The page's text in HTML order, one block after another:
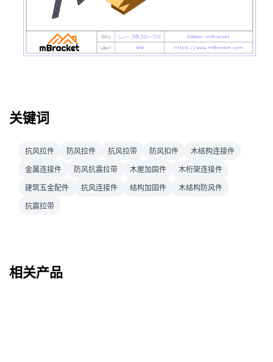
关键词
抗风拉件 防风拉件 抗风拉带 防风扣件
木结构连接件
金属连接件
防风抗震拉带 木屋加固件
木桁架连接件
建筑五金配件
抗风连接件 结构加固件
木结构防风件
抗震拉带
相关产品